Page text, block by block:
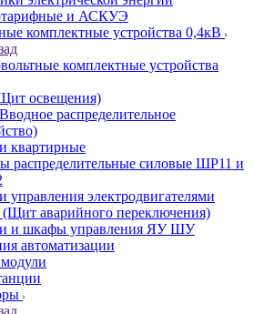
и АСКУЭ
комплектные устройства 0,4кВ
комплектные устройства
освещения)
распределительное
квартирные
распределительные силовые ШР11 и
управления электродвигателями
аварийного переключения)
и шкафы управления ЯУ ШУ
автоматизации